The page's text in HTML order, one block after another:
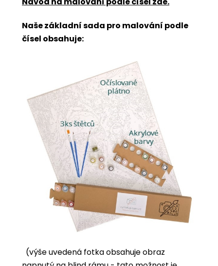
Naše základní sada pro malování podle
čísel obsahuje:
(výše uvedená fotka obsahuje obraz